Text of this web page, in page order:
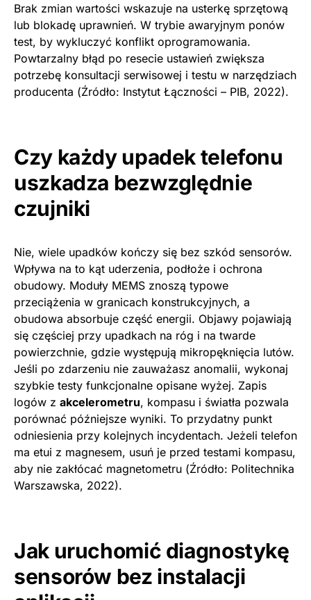
Brak zmian wartości wskazuje na usterkę sprzętową
lub blokadę uprawnień. W trybie awaryjnym ponów
test, by wykluczyć konflikt oprogramowania.
Powtarzalny błąd po resecie ustawień zwiększa
potrzebę konsultacji serwisowej i testu w narzędziach
producenta (Źródło: Instytut Łączności – PIB, 2022).
Czy każdy upadek telefonu
uszkadza bezwzględnie
czujniki
Nie, wiele upadków kończy się bez szkód sensorów.
Wpływa na to kąt uderzenia, podłoże i ochrona
obudowy. Moduły MEMS znoszą typowe
przeciążenia w granicach konstrukcyjnych, a
obudowa absorbuje część energii. Objawy pojawiają
się częściej przy upadkach na róg i na twarde
powierzchnie, gdzie występują mikropęknięcia lutów.
Jeśli po zdarzeniu nie zauważasz anomalii, wykonaj
szybkie testy funkcjonalne opisane wyżej. Zapis
logów z akcelerometru, kompasu i światła pozwala
porównać późniejsze wyniki. To przydatny punkt
odniesienia przy kolejnych incydentach. Jeżeli telefon
ma etui z magnesem, usuń je przed testami kompasu,
aby nie zakłócać magnetometru (Źródło: Politechnika
Warszawska, 2022).
Jak uruchomić diagnostykę
sensorów bez instalacji